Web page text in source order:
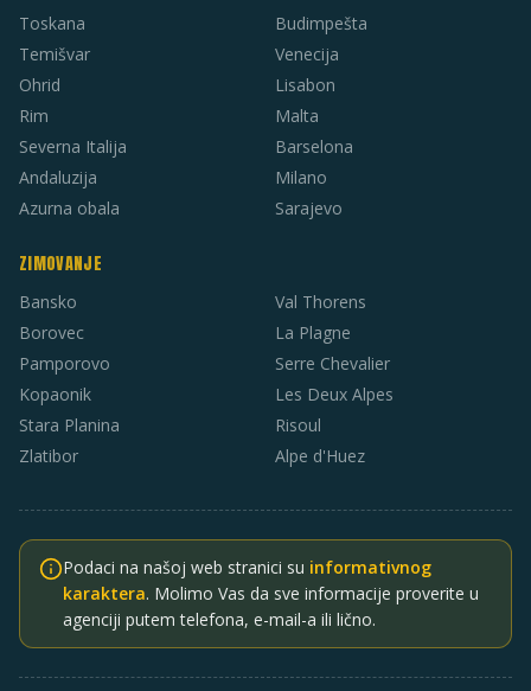
Toskana
Temišvar
Ohrid
Rim
Severna Italija
Andaluzija
Azurna obala
Budimpešta
Venecija
Lisabon
Malta
Barselona
Milano
Sarajevo
ZIMOVANJE
Bansko
Borovec
Pamporovo
Kopaonik
Stara Planina
Zlatibor
Val Thorens
La Plagne
Serre Chevalier
Les Deux Alpes
Risoul
Alpe d'Huez
Podaci na našoj web stranici su informativnog
karaktera. Molimo Vas da sve informacije proverite u
agenciji putem telefona, e-mail-a ili lično.